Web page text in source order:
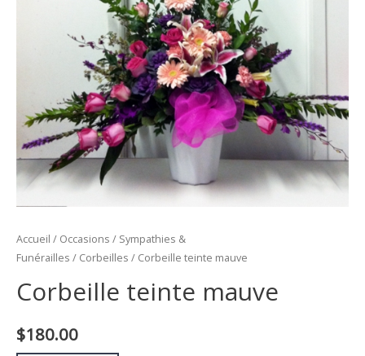
Accueil / Occasions / Sympathies &
Funérailles / Corbeilles / Corbeille teinte mauve
Corbeille teinte mauve
$180.00